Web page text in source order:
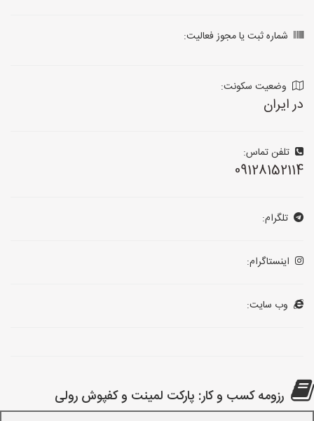
شماره ثبت یا مجوز فعالیت:
وضعیت سکونت:
در ایران
تلفن تماس:
09128152114
تلگرام:
اینستاگرام:
وب سایت:
رزومه کسب و کار: پارکت لمینت و کفپوش رولی